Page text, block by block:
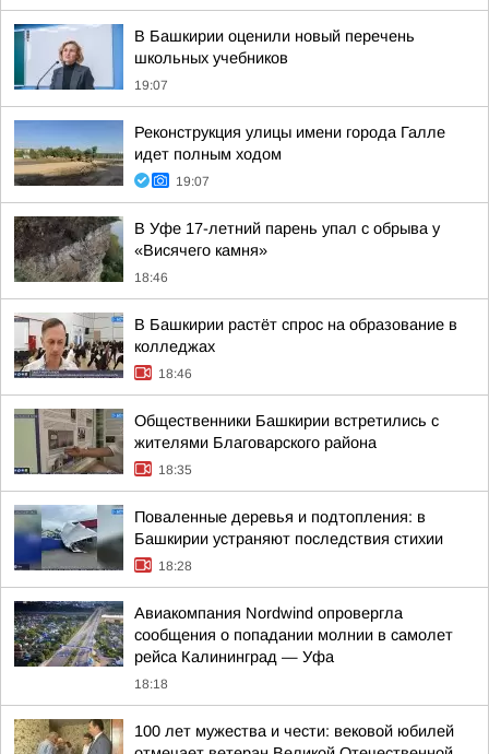
В Башкирии оценили новый перечень
школьных учебников
19:07
Реконструкция улицы имени города Галле
идет полным ходом
19:07
В Уфе 17-летний парень упал с обрыва у
«Висячего камня»
18:46
В Башкирии растёт спрос на образование в
колледжах
18:46
Общественники Башкирии встретились с
жителями Благоварского района
18:35
Поваленные деревья и подтопления: в
Башкирии устраняют последствия стихии
18:28
Авиакомпания Nordwind опровергла
сообщения о попадании молнии в самолет
рейса Калининград — Уфа
18:18
100 лет мужества и чести: вековой юбилей